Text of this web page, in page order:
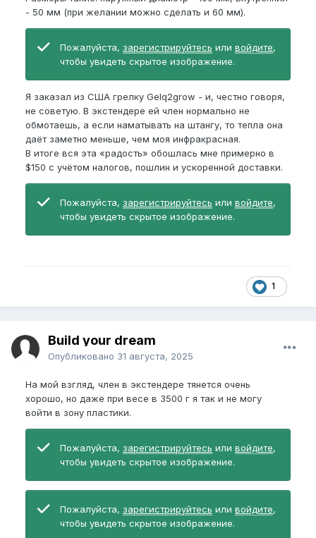
- 50 мм (при желании можно сделать и 60 мм).
Пожалуйста, зарегистрируйтесь или войдите,
чтобы увидеть скрытое изображение.
Я заказал из США грелку Gelq2grow - и, честно говоря,
не советую. В экстендере ей член нормально не
обмотаешь, а если наматывать на штангу, то тепла она
даёт заметно меньше, чем моя инфракрасная.
В итоге вся эта «радость» обошлась мне примерно в
$150 с учётом налогов, пошлин и ускоренной доставки.
Пожалуйста, зарегистрируйтесь или войдите,
чтобы увидеть скрытое изображение.
1
Build your dream
Опубликовано 31 августа, 2025
На мой взгляд, член в экстендере тянется очень
хорошо, но даже при весе в 3500 г я так и не могу
войти в зону пластики.
Пожалуйста, зарегистрируйтесь или войдите,
чтобы увидеть скрытое изображение.
Пожалуйста, зарегистрируйтесь или войдите,
чтобы увидеть скрытое изображение.